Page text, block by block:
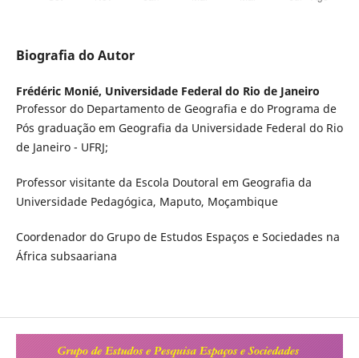
Biografia do Autor
Frédéric Monié, Universidade Federal do Rio de Janeiro
Professor do Departamento de Geografia e do Programa de
Pós graduação em Geografia da Universidade Federal do Rio
de Janeiro - UFRJ;
Professor visitante da Escola Doutoral em Geografia da
Universidade Pedagógica, Maputo, Moçambique
Coordenador do Grupo de Estudos Espaços e Sociedades na
África subsaariana